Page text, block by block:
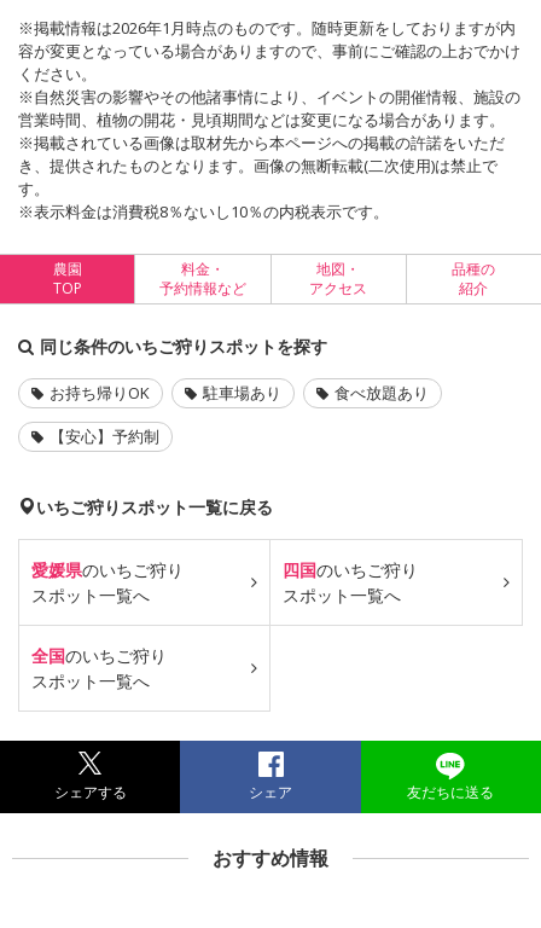
※掲載情報は2026年1月時点のものです。随時更新をしておりますが内
容が変更となっている場合がありますので、事前にご確認の上おでかけ
ください。
※自然災害の影響やその他諸事情により、イベントの開催情報、施設の
営業時間、植物の開花・見頃期間などは変更になる場合があります。
※掲載されている画像は取材先から本ページへの掲載の許諾をいただ
き、提供されたものとなります。画像の無断転載(二次使用)は禁止で
す。
※表示料金は消費税8％ないし10％の内税表示です。
農園
TOP
料金・
予約情報など
地図・
アクセス
品種の
紹介
同じ条件のいちご狩りスポットを探す
お持ち帰りOK 駐車場あり
食べ放題あり
【安心】予約制
いちご狩りスポット一覧に戻る
愛媛県のいちご狩り
スポット一覧へ
四国のいちご狩り
スポット一覧へ
全国のいちご狩り
スポット一覧へ
シェアする シェア 友だちに送る
おすすめ情報